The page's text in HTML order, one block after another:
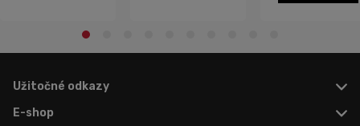
Užitočné odkazy
E-shop